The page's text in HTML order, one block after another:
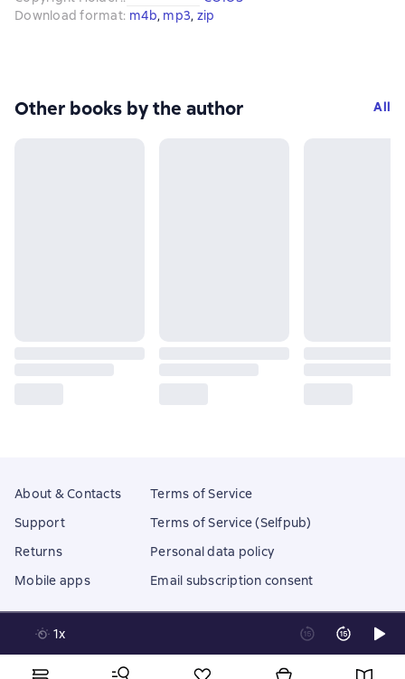
Download format: m4b, mp3, zip
Other books by the author All
1x
About & Contacts
Support
Returns
Mobile apps
Terms of Service
Terms of Service (Selfpub)
Personal data policy
Email subscription consent
18 Mallow street co. Limerick, Ireland